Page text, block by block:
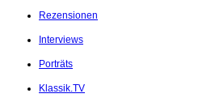
Rezensionen
Interviews
Porträts
Klassik.TV